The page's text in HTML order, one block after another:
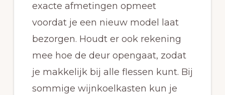
exacte afmetingen opmeet
voordat je een nieuw model laat
bezorgen. Houdt er ook rekening
mee hoe de deur opengaat, zodat
je makkelijk bij alle flessen kunt. Bij
sommige wijnkoelkasten kun je